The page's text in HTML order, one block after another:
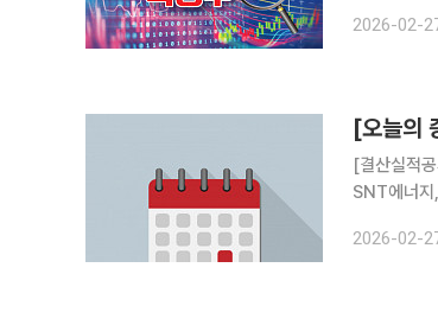
하고 있던
2026-02-
[오늘의
[결산실적공시 예정] 토니
SNT에너
2026-02-